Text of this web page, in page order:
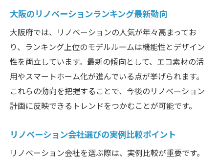
大阪のリノベーションランキング最新動向
大阪府では、リノベーションの人気が年々高まってお
り、ランキング上位のモデルルームは機能性とデザイン
性を両立しています。最新の傾向として、エコ素材の活
用やスマートホーム化が進んでいる点が挙げられます。
これらの動向を把握することで、今後のリノベーション
計画に反映できるトレンドをつかむことが可能です。
リノベーション会社選びの実例比較ポイント
リノベーション会社を選ぶ際は、実例比較が重要です。